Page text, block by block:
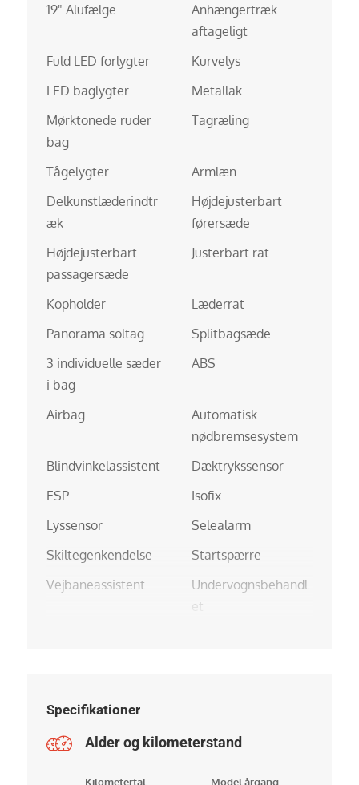
19" Alufælge
Anhængertræk
aftageligt
Fuld LED forlygter
Kurvelys
LED baglygter
Metallak
Mørktonede ruder
bag
Tagræling
Tågelygter
Armlæn
Delkunstlæderindtr
æk
Højdejusterbart
førersæde
Højdejusterbart
passagersæde
Justerbart rat
Kopholder
Læderrat
Panorama soltag
Splitbagsæde
3 individuelle sæder
i bag
ABS
Airbag
Automatisk
nødbremsesystem
Blindvinkelassistent
Dæktrykssensor
ESP
Isofix
Lyssensor
Selealarm
Skiltegenkendelse
Startspærre
Vejbaneassistent
Undervognsbehandl
et
Specifikationer
Alder og kilometerstand
Kilometertal Model årgang